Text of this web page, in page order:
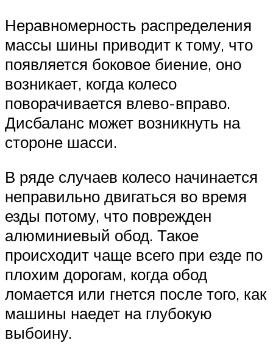
Неравномерность распределения
массы шины приводит к тому, что
появляется боковое биение, оно
возникает, когда колесо
поворачивается влево-вправо.
Дисбаланс может возникнуть на
стороне шасси.
В ряде случаев колесо начинается
неправильно двигаться во время
езды потому, что поврежден
алюминиевый обод. Такое
происходит чаще всего при езде по
плохим дорогам, когда обод
ломается или гнется после того, как
машины наедет на глубокую
выбоину.